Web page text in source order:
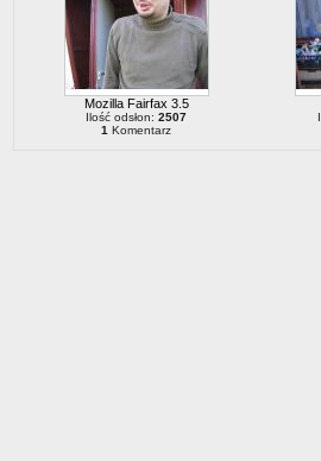
Mozilla Fairfax 3.5
Ilość odsłon: 2507
1 Komentarz